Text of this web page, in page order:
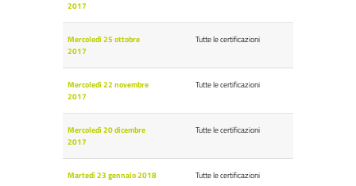
2017
Mercoledì 25 ottobre
2017
Tutte le certificazioni
Mercoledì 22 novembre
2017
Tutte le certificazioni
Mercoledì 20 dicembre
2017
Tutte le certificazioni
Martedì 23 gennaio 2018 Tutte le certificazioni